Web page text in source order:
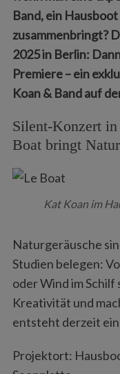
Band, ein
zusammenbringt?
2025 in Berlin:
Premiere – ein
Koan & Band auf
Silent-Konzert
Boat bringt
Kat Koan im
Naturgeräusche
Studien belegen:
oder Wind im
Kreativität und
entsteht derzeit
Projektort: